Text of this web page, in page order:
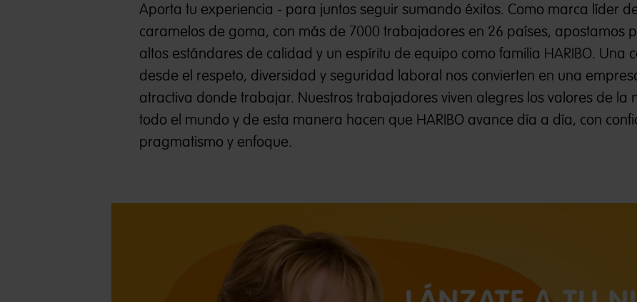
Aporta tu experiencia - para juntos seguir sumando éxitos. Como marca líder
caramelos de goma, con más de 7000 trabajadores en 26 países, apostamos
altos estándares de calidad y un espíritu de equipo como familia HARIBO. Una
desde el respeto, diversidad y seguridad laboral nos convierten en una
atractiva donde trabajar. Nuestros trabajadores viven alegres los valores de la
todo el mundo y de esta manera hacen que HARIBO avance día a día, con
pragmatismo y enfoque.